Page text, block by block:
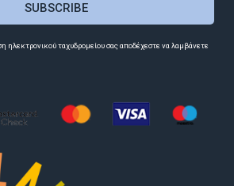
SUBSCRIBE
ηλεκτρονικού ταχυδρομείου σας αποδέχεστε να λαμβάνετε